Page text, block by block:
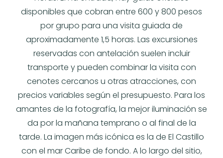
disponibles que cobran entre 600 y 800 pesos
por grupo para una visita guiada de
aproximadamente 1,5 horas. Las excursiones
reservadas con antelación suelen incluir
transporte y pueden combinar la visita con
cenotes cercanos u otras atracciones, con
precios variables según el presupuesto. Para los
amantes de la fotografía, la mejor iluminación se
da por la mañana temprano o al final de la
tarde. La imagen más icónica es la de El Castillo
con el mar Caribe de fondo. A lo largo del sitio,